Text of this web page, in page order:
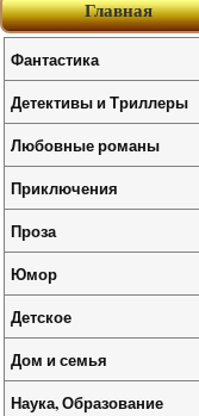
Главная
Фантастика
Детективы и Триллеры
Любовные романы
Приключения
Проза
Юмор
Детское
Дом и семья
Наука, Образование